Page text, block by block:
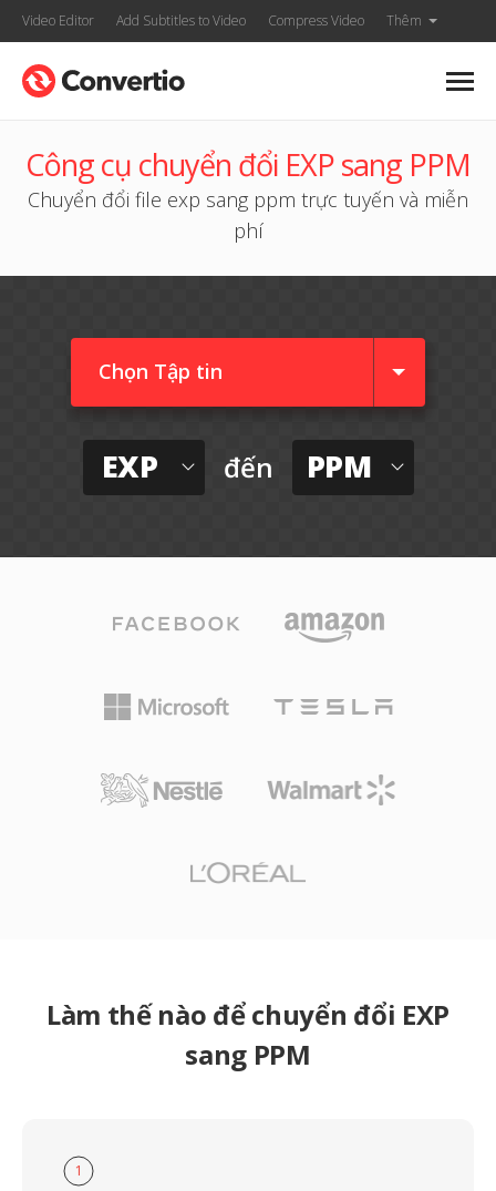
Video Editor Add Subtitles to Video Compress Video Thêm
Công cụ chuyển đổi EXP sang PPM
Chuyển đổi file exp sang ppm trực tuyến và miễn
phí
Chọn Tập tin
EXP đến PPM
Làm thế nào để chuyển đổi EXP
sang PPM
1